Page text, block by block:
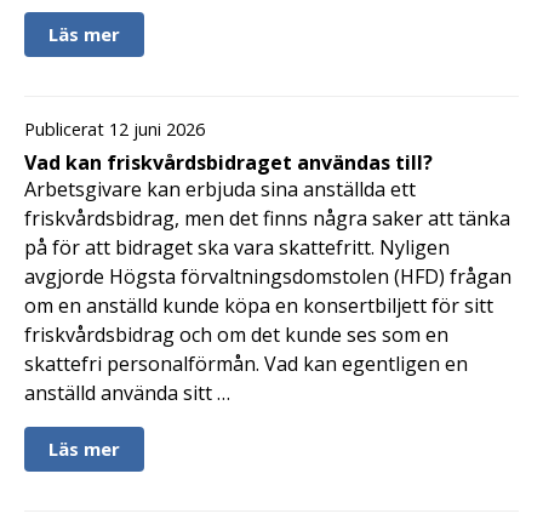
Läs mer
Publicerat 12 juni 2026
Vad kan friskvårdsbidraget användas till?
Arbetsgivare kan erbjuda sina anställda ett
friskvårdsbidrag, men det finns några saker att tänka
på för att bidraget ska vara skattefritt. Nyligen
avgjorde Högsta förvaltningsdomstolen (HFD) frågan
om en anställd kunde köpa en konsertbiljett för sitt
friskvårdsbidrag och om det kunde ses som en
skattefri personalförmån. Vad kan egentligen en
anställd använda sitt …
Läs mer